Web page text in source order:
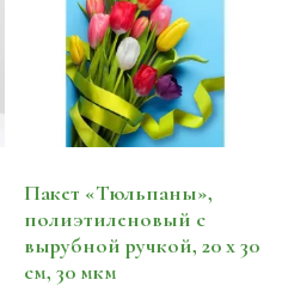
Пакет «Тюльпаны»,
полиэтиленовый с
вырубной ручкой, 20 х 30
см, 30 мкм